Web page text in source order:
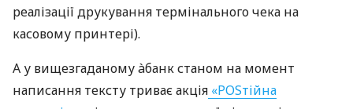
реалізації друкування термінального чека на
касовому принтері).
А у вищезгаданому àбанк станом на момент
написання тексту триває акція «POSтійна